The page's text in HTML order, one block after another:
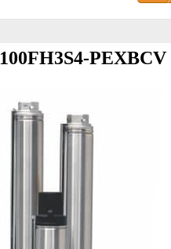
100FH3S4-PEXBCV